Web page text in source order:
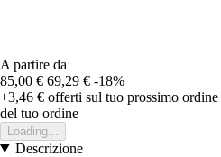
A partire da
85,00 € 69,29 € -18%
+3,46 € offerti sul tuo prossimo ordine
del tuo ordine
Loading...
Descrizione